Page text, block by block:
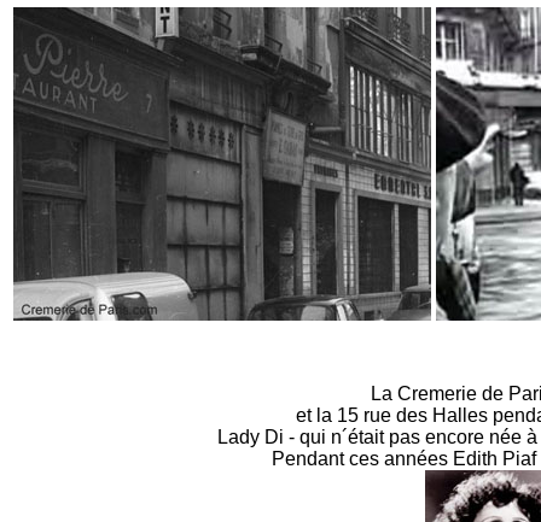
La Cremerie de
et la 15 rue des Halles
Lady Di - qui n´était pas encore née
Pendant ces années Edith